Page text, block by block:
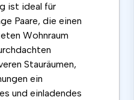
ist ideal für
Paare, die einen
Wohnraum
Stauräumen,
ein
und einladendes